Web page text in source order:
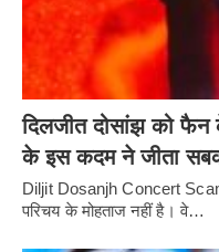
दिलजीत दोसांझ को फैन
के इस कदम ने जीता
Diljit Dosanjh Concert
परिचय के मोहताज नहीं है। वे…